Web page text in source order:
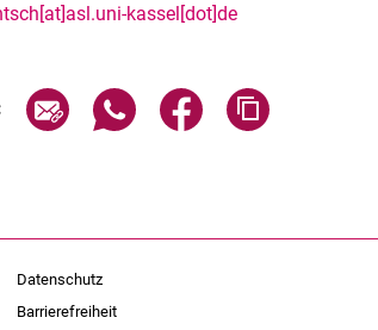
kassel[dot]de
Seite über E-Mail teilen
Seite über WhatsApp teilen
Seite über
Datenschutz
Barrierefreiheit